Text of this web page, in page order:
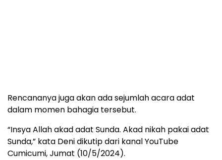
Rencananya juga akan ada sejumlah acara adat
dalam momen bahagia tersebut.
“Insya Allah akad adat Sunda. Akad nikah pakai adat
Sunda,” kata Deni dikutip dari kanal YouTube
Cumicumi, Jumat (10/5/2024).